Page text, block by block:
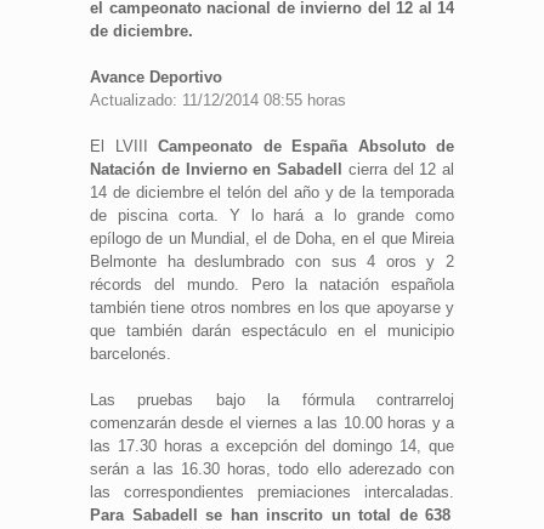
el campeonato nacional de invierno del 12 al 14
de diciembre.
Avance Deportivo
Actualizado: 11/12/2014 08:55 horas
El LVIII Campeonato de España Absoluto de
Natación de Invierno en Sabadell
cierra del 12 al
14 de diciembre el telón del año y de la temporada
de piscina corta. Y lo hará a lo grande como
epílogo de un Mundial, el de Doha, en el que Mireia
Belmonte ha deslumbrado con sus 4 oros y 2
récords del mundo. Pero la natación española
también tiene otros nombres en los que apoyarse y
que también darán espectáculo en el municipio
barcelonés.
Las pruebas bajo la fórmula contrarreloj
comenzarán desde el viernes a las 10.00 horas y a
las 17.30 horas a excepción del domingo 14, que
serán a las 16.30 horas, todo ello aderezado con
las correspondientes premiaciones intercaladas.
Para Sabadell se han inscrito un total de 638